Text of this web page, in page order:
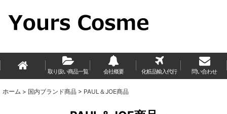
取り扱い商品一覧 会社概要 化粧品輸入代行 問い合わせ
ホーム > 国内ブランド商品 > PAUL＆JOE商品